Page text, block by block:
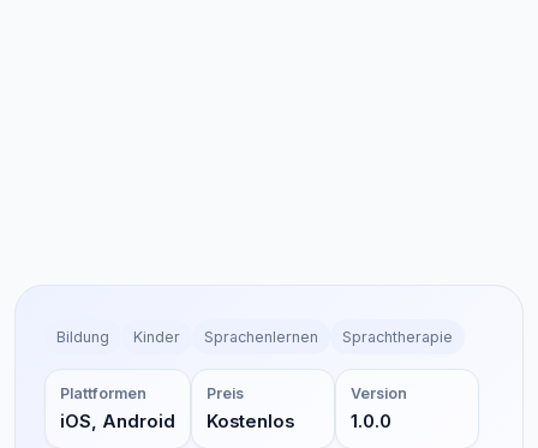
Bildung Kinder Sprachenlernen Sprachtherapie
Plattformen
iOS, Android
Preis
Kostenlos
Version
1.0.0